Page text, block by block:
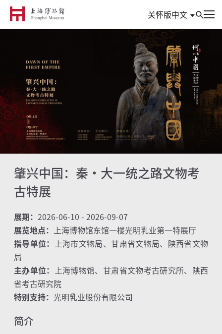
关怀版中文
参观与活动
信息
典藏
专题
数创
研究
肇兴中国：秦·大一统之路文物考
古特展
展期： 2026-06-10 - 2026-09-07
展览地点： 上海博物馆东馆一楼光明乳业第一特展厅
指导单位： 上海市文物局、甘肃省文物局、陕西省文物
局
主办单位： 上海博物馆、甘肃省文物考古研究所、陕西
省考古研究院
特别支持： 光明乳业股份有限公司
简介